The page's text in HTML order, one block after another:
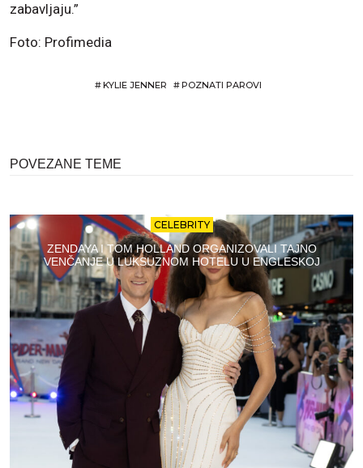
zabavljaju.”
Foto: Profimedia
#KYLIE JENNER #POZNATI PAROVI
POVEZANE TEME
CELEBRITY
ZENDAYA I TOM HOLLAND ORGANIZOVALI TAJNO
VENČANJE U LUKSUZNOM HOTELU U ENGLESKOJ